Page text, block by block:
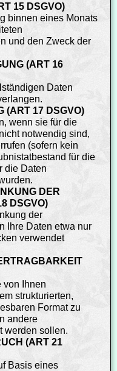
15 DSGVO)
binnen eines Monats
und den Zweck der
(ART 16
Daten
(ART 17 DSGVO)
wenn sie für die
notwendig sind,
(sofern kein
für die
die Daten
DER
DSGVO)
der
Ihre Daten etwa nur
verwendet
von Ihnen
strukturierten,
Format zu
andere
werden sollen.
(ART 21
Basis eines